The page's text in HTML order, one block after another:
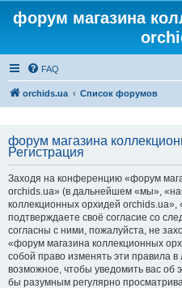
форум магазина
FAQ
orchids.ua Список форумов
форум магазина
Регистрация
Заходя на конференцию «форум
orchids.ua» (в дальнейшем «мы»,
коллекционных орхидей orchids.ua»,
подтверждаете своё согласие со
согласны с ними, пожалуйста, не
«форум магазина коллекционных
собой право изменять эти правила
возможное, чтобы уведомить вас об
бы разумным регулярно